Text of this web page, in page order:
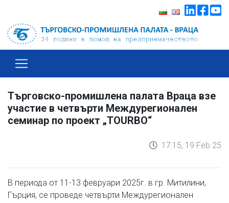
Търговско-промишлена палата Враца взе
участие в четвърти Междурегионален
семинар по проект „TOURBO“
17:15, 19 Feb 25
В периода от 11-13 февруари 2025г. в гр. Митилини,
Гърция, се проведе четвърти Междурегионален